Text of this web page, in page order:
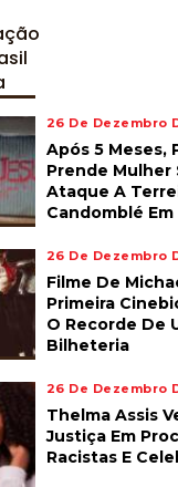
26 De Dezembro
Após 5 Meses,
Prende Mulher
Ataque A
Candomblé
26 De Dezembro
Filme De
Primeira
O Recorde De
Bilheteria
26 De Dezembro
Thelma Assis
Justiça Em
Racistas E